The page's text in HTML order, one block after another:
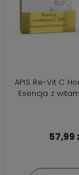
APIS Re-Vit C
Esencja z
57,99